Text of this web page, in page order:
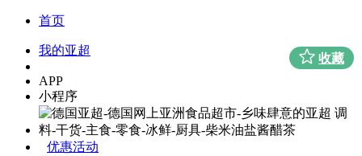
首页
我的亚超
APP
小程序
优惠活动
收藏